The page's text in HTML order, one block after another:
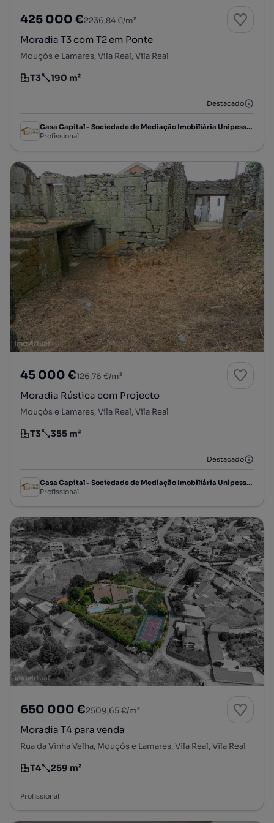
425 000 €2236,84 €/m²
Moradia T3 com T2 em Ponte
Mouçós e Lamares, Vila Real, Vila Real
Tipologia
T3
Preço por metro quadrado
190 m²
Destacado
Casa Capital - Sociedade de Mediação Imobiliária Unipessoal, Lda
Profissional
45 000 €126,76 €/m²
Moradia Rústica com Projecto
Mouçós e Lamares, Vila Real, Vila Real
Tipologia
T3
Preço por metro quadrado
355 m²
Destacado
Casa Capital - Sociedade de Mediação Imobiliária Unipessoal, Lda
Profissional
650 000 €2509,65 €/m²
Moradia T4 para venda
Rua da Vinha Velha, Mouçós e Lamares, Vila Real, Vila Real
Tipologia
T4
Preço por metro quadrado
259 m²
Profissional